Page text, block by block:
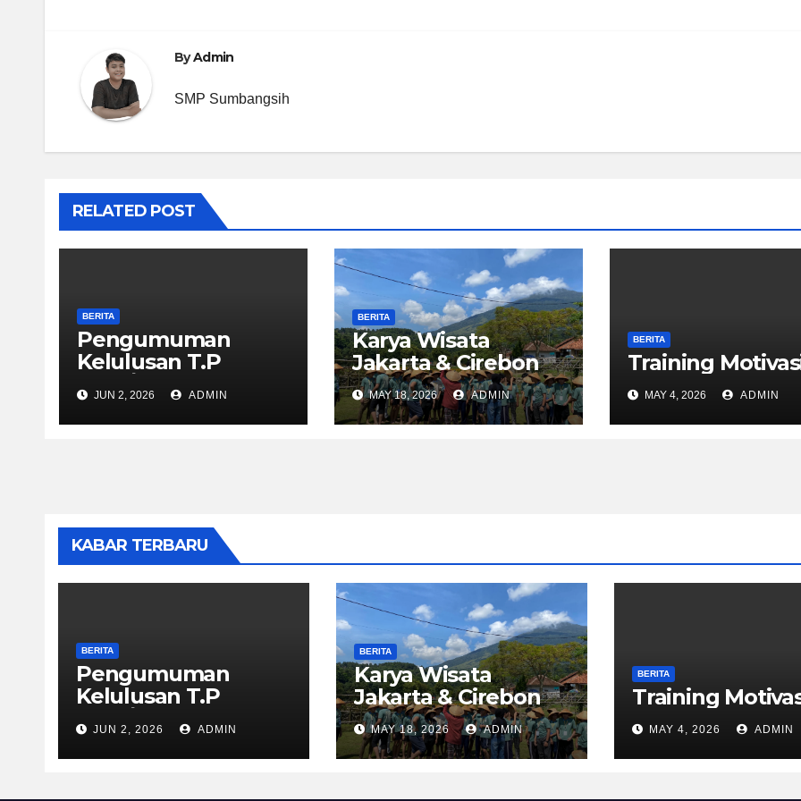
ByAdmin
SMP Sumbangsih
RELATED POST
BERITA
Pengumuman
Kelulusan T.P
2025/2026
JUN 2, 2026 ADMIN
BERITA
Karya Wisata
Jakarta & Cirebon
MAY 18, 2026 ADMIN
BERITA
Training
MAY 4, 2026 ADMIN
KABAR TERBARU
BERITA
Pengumuman
Kelulusan T.P
2025/2026
JUN 2, 2026 ADMIN
BERITA
Karya Wisata
Jakarta & Cirebon
MAY 18, 2026 ADMIN
BERITA
Training
MAY 4, 2026 ADMIN